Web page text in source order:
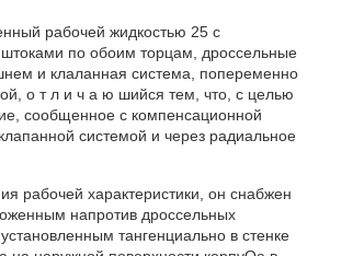
рабочей жидкостью 25 с
по обоим торцам, дроссельные
и клаланная система, попеременно
о т л и ч а ю шийся тем, что, с целью
сообщенное с компенсационной
системой и через радиальное
рабочей характеристики, он снабжен
напротив дроссельных
тангенциально в стенке